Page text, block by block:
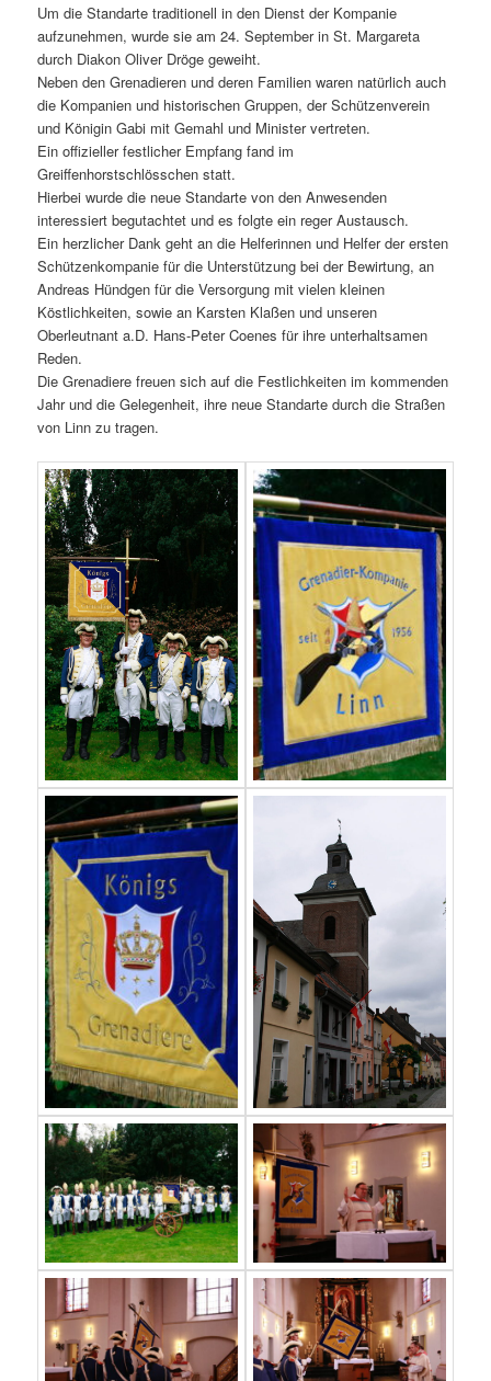
Um die Standarte traditionell in den Dienst der Kompanie
aufzunehmen, wurde sie am 24. September in St. Margareta
durch Diakon Oliver Dröge geweiht.
Neben den Grenadieren und deren Familien waren natürlich auch
die Kompanien und historischen Gruppen, der Schützenverein
und Königin Gabi mit Gemahl und Minister vertreten.
Ein offizieller festlicher Empfang fand im
Greiffenhorstschlösschen statt.
Hierbei wurde die neue Standarte von den Anwesenden
interessiert begutachtet und es folgte ein reger Austausch.
Ein herzlicher Dank geht an die Helferinnen und Helfer der ersten
Schützenkompanie für die Unterstützung bei der Bewirtung, an
Andreas Hündgen für die Versorgung mit vielen kleinen
Köstlichkeiten, sowie an Karsten Klaßen und unseren
Oberleutnant a.D. Hans-Peter Coenes für ihre unterhaltsamen
Reden.
Die Grenadiere freuen sich auf die Festlichkeiten im kommenden
Jahr und die Gelegenheit, ihre neue Standarte durch die Straßen
von Linn zu tragen.